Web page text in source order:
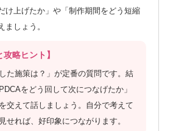
け上げたか」や「制作期間をどう短縮
ましょう。
攻略ヒント】
た施策は？」が定番の質問です。結
をどう回して次につなげたか」
交えて話しましょう。自分で考えて
せれば、好印象につながります。